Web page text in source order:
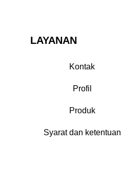
LAYANAN
Kontak
Profil
Produk
Syarat dan ketentuan